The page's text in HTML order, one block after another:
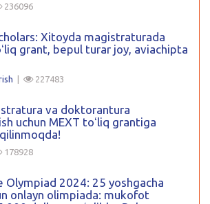
236096
Xitoyda magistraturada
grant, bepul turar joy, aviachipta
| 227483
va doktorantura
uchun MEXT toʻliq grantiga
178928
Olympiad 2024: 25 yoshgacha
onlayn olimpiada: mukofot